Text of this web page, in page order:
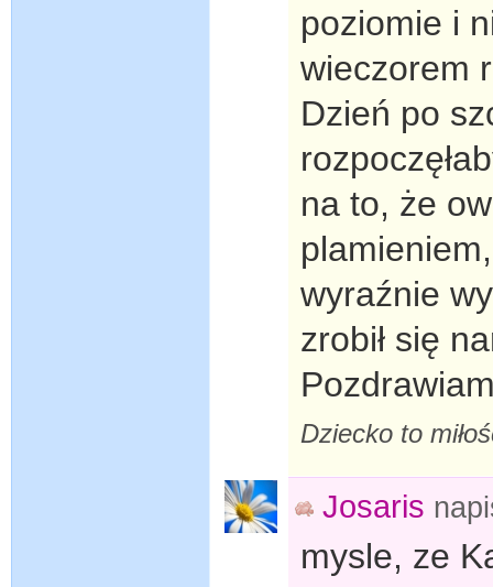
poziomie i
wieczorem
Dzień po
na to, że
wyraźnie
zrobił się
Dziecko to
Josaris
mysle, ze